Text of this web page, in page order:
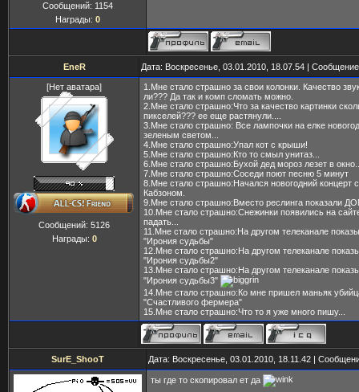
Сообщений: 1154
Награды: 0
EneR Дата: Воскресенье, 03.01.2010, 18.07.54 |
[Нет аватара]
Сообщений: 5126
Награды: 0
1.Мне стало страшно за свои колонки. Качество
ли??? Да так и комп сломать можно.
2.Мне стало страшно:Что за качество картинки
пикселей??? ее еще растянули....
3.Мне стало страшно: Все лампочки на елке
зеленым светом...
4.Мне стало страшно:Упал кот с крыши!
5.Мне стало страшно:Кто то смыл унитаз...
6.Мне стало страшно:Бухой дед мороз лезет в
7.Мне стало страшно:Соседи поют песню 5 минут
8.Мне стало страшно:Начался новогодний концерт
Кабзоном.
9.Мне стало страшно:Вместо реслинга показали
10.Мне стало страшно:Снежинки появились на
падать...
11.Мне стало страшно:На другом телеканале
"Ирония судьбы"
12.Мне стало страшно:На другом телеканале
"Ирония судьбы2"
13.Мне стало страшно:На другом телеканале
"Ирония судьбы3"
14.Мне стало страшно:Ко мне пришел маньяк
"Счастливого фермера"
15.Мне стало страшно:Что то я уже много пишу...
SurE_ShooT Дата: Воскресенье, 03.01.2010, 18.11.42 |
ты где то скопировал ет да